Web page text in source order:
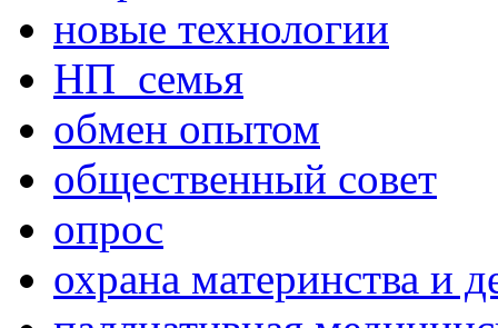
новые технологии
НП_семья
обмен опытом
общественный совет
опрос
охрана материнства и